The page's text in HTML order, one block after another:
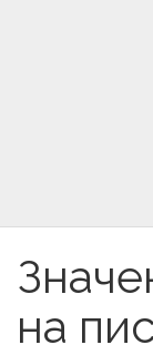
на